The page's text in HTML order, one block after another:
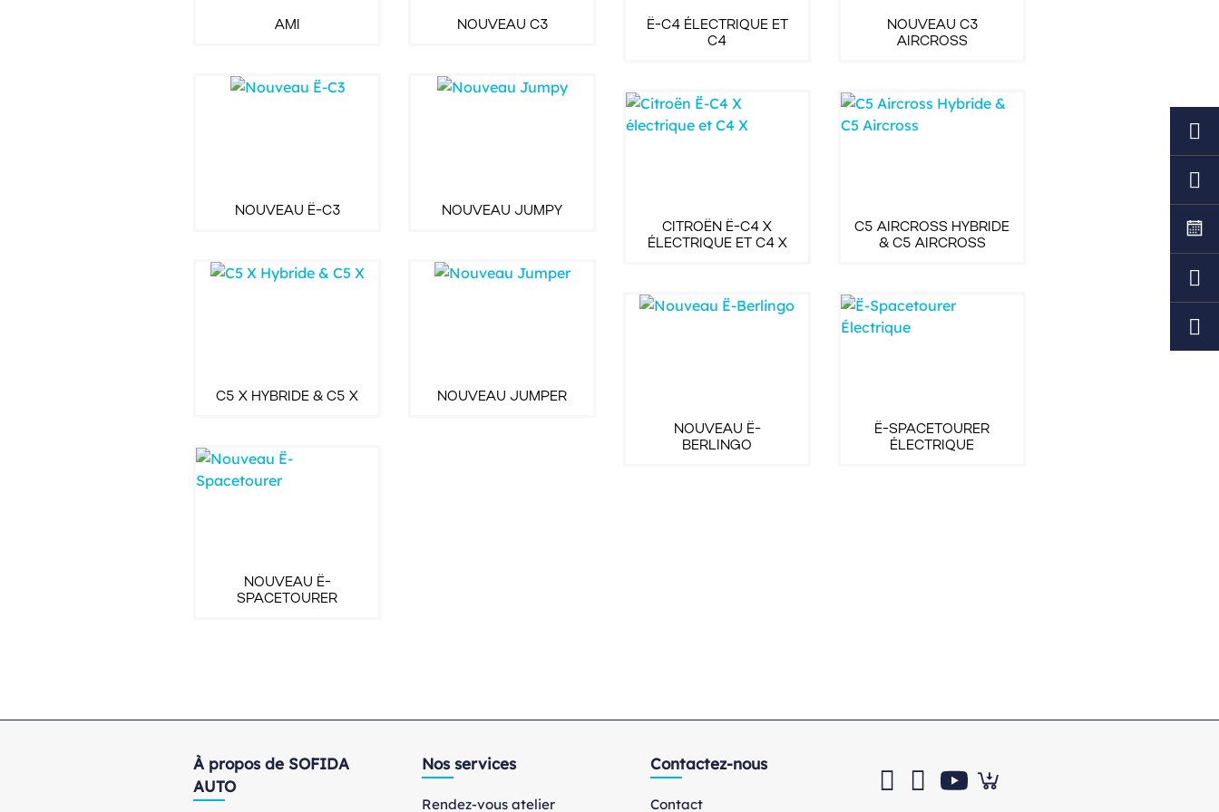
AMI
NOUVEAU Ë-C3
C5 X HYBRIDE & C5 X
NOUVEAU Ë-
SPACETOURER
NOUVEAU C3
NOUVEAU JUMPY
NOUVEAU JUMPER
Ë-C4 ÉLECTRIQUE ET
C4
CITROËN Ë-C4 X
ÉLECTRIQUE ET C4 X
NOUVEAU Ë-
BERLINGO
NOUVEAU C3
AIRCROSS
C5 AIRCROSS HYBRIDE
& C5 AIRCROSS
Ë-SPACETOURER
ÉLECTRIQUE
À propos de SOFIDA
AUTO
Nos services
Rendez-vous atelier
Contactez-nous
Contact